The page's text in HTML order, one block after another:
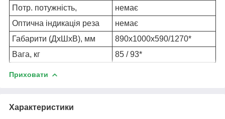
Потр. потужність,
немає
Оптична індикація реза
немає
Габарити (ДхШхВ), мм
890х1000х590/1270*
Вага, кг
85 / 93*
Приховати
Характеристики